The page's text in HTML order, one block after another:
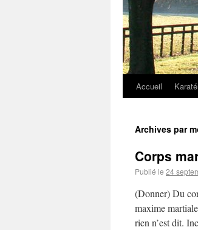
Accueil Karaté
Archives par
Corps
Publié le 24
(Donner) Du
maxime
rien n’est dit.